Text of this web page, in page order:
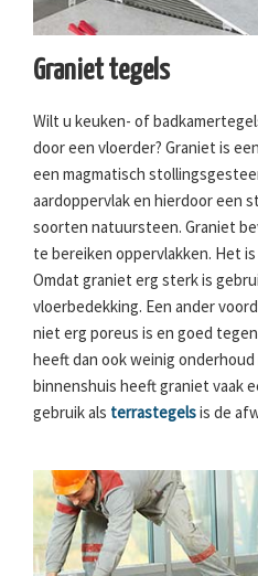
Graniet tegels
Wilt u keuken- of
door een vloerder? Graniet is
een magmatisch
aardoppervlak en hierdoor een
soorten natuursteen. Graniet
te bereiken oppervlakken. Het
Omdat graniet erg sterk is
vloerbedekking. Een ander
niet erg poreus is en goed
heeft dan ook weinig
binnenshuis heeft graniet vaak
gebruik als terrastegelsis de